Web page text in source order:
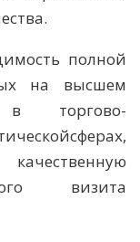
полной
на высшем
в торгово-
визита